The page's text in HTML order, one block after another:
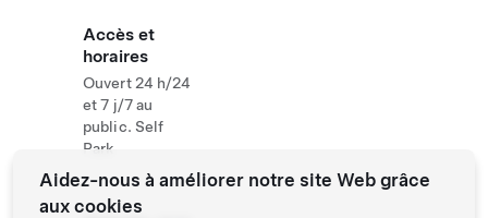
Accès et
horaires
Ouvert 24 h/24
et 7 j/7 au
public. Self
Park
Aidez-nous à améliorer notre site Web grâce
aux cookies